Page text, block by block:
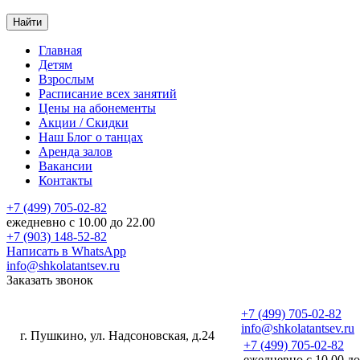
Найти
Главная
Детям
Взрослым
Расписание всех занятий
Цены на абонементы
Акции / Скидки
Наш Блог о танцах
Аренда залов
Вакансии
Контакты
+7 (499) 705-02-82
ежедневно с 10.00 до 22.00
+7 (903) 148-52-82
Написать в WhatsApp
info@shkolatantsev.ru
Заказать звонок
г. Пушкино, ул. Надсоновская, д.24
+7 (499) 705-02-82
info@shkolatantsev.ru
+7 (499) 705-02-82